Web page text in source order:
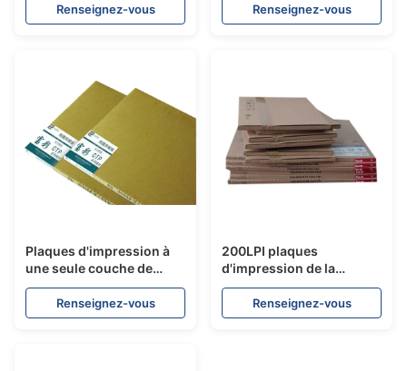
plat 2400 DPI
Renseignez-vous
forme carrée
Renseignez-vous
Plaques d'impression à
une seule couche de
polyester, plat bleu
durable du courant
ascendant PCT
Renseignez-vous
200LPI plaques
d'impression de la
résolution PCT, plats en
aluminium d'impression
offset
Renseignez-vous